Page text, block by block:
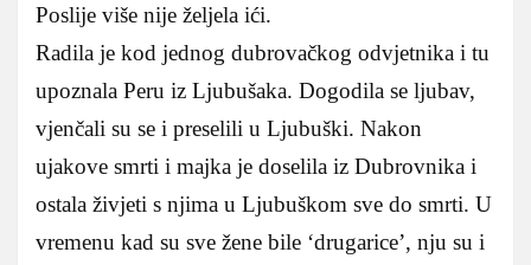
Poslije više nije željela ići.
Radila je kod jednog dubrovačkog odvjetnika i tu
upoznala Peru iz Ljubušaka. Dogodila se ljubav,
vjenčali su se i preselili u Ljubuški. Nakon
ujakove smrti i majka je doselila iz Dubrovnika i
ostala živjeti s njima u Ljubuškom sve do smrti. U
vremenu kad su sve žene bile ‘drugarice’, nju su i